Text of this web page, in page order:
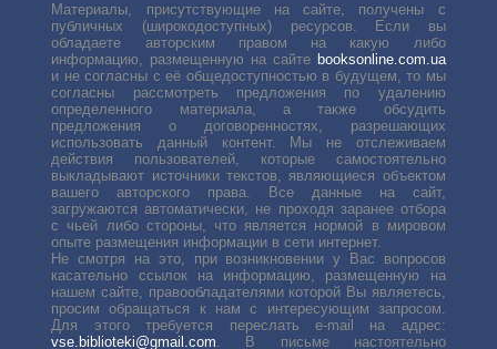
Материалы, присутствующие на сайте, получены с
публичных (широкодоступных) ресурсов. Если вы
обладаете авторским правом на какую либо
информацию, размещенную на сайте booksonline.com.ua
и не согласны с её общедоступностью в будущем, то мы
согласны рассмотреть предложения по удалению
определенного материала, а также обсудить
предложения о договоренностях, разрешающих
использовать данный контент. Мы не отслеживаем
действия пользователей, которые самостоятельно
выкладывают источники текстов, являющиеся объектом
вашего авторского права. Все данные на сайт,
загружаются автоматически, не проходя заранее отбора
с чьей либо стороны, что является нормой в мировом
опыте размещения информации в сети интернет.
Не смотря на это, при возникновении у Вас вопросов
касательно ссылок на информацию, размещенную на
нашем сайте, правообладателями которой Вы являетесь,
просим обращаться к нам с интересующим запросом.
Для этого требуется переслать е-mail на адрес:
vse.biblioteki@gmail.com. В письме настоятельно